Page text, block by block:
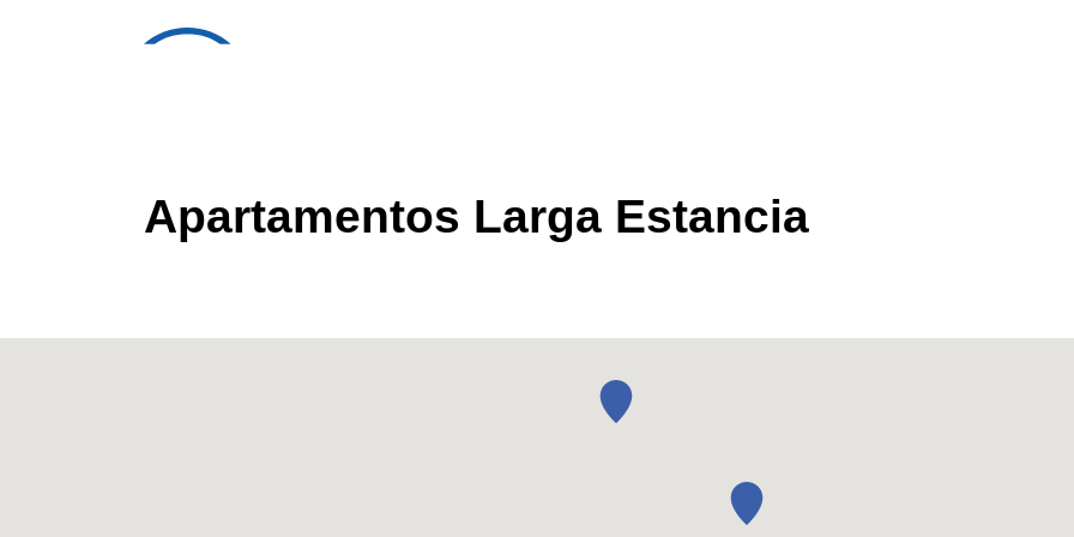
Apartamentos Larga Estancia